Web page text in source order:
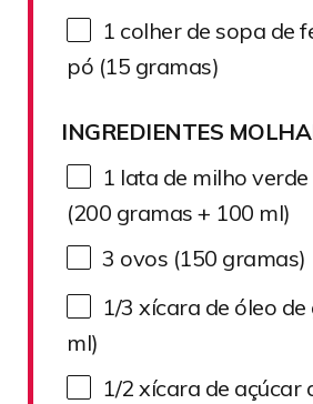
1 colher de sopa de
pó (15 gramas)
INGREDIENTES
1 lata de milho
(200 gramas + 100 ml)
3 ovos (150 gramas)
1/3 xícara de óleo de
ml)
1/2 xícara de açúcar